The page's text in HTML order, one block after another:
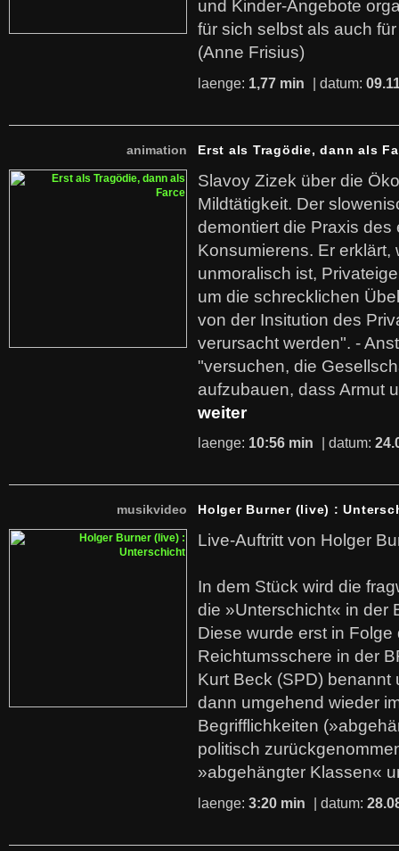
und Kinder-Angebote
für sich selbst als auch
(Anne Frisius)
laenge: 1,77 min | datum:
animation Erst als Tragödie, dann als
Slavoy Zizek über die
Mildtätigkeit. Der
demontiert die Praxis des
Konsumierens. Er erklärt,
unmoralisch ist,
um die schrecklichen
von der Insitution des
verursacht werden". -
"versuchen, die
aufzubauen, dass Armut
weiter
laenge: 10:56 min | datum:
musikvideo Holger Burner (live) :
Live-Auftritt von Holger
In dem Stück wird die
die »Unterschicht« in der
Diese wurde erst in
Reichtumsschere in der
Kurt Beck (SPD)
dann umgehend wieder
Begrifflichkeiten
politisch
»abgehängter Klassen«
laenge: 3:20 min | datum: